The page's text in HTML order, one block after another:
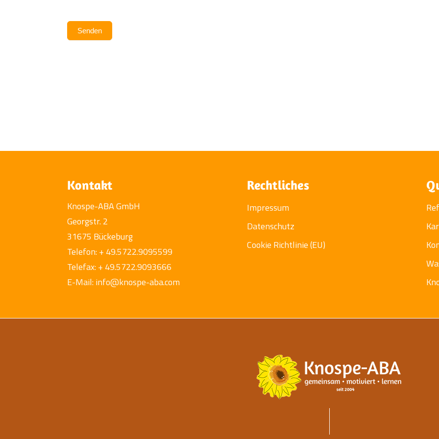
Senden
Kontakt
Knospe-ABA GmbH
Georgstr. 2
31675 Bückeburg
Telefon: + 49.5722.9095599
Telefax: + 49.5722.9093666
E-Mail: info@knospe-aba.com
Rechtliches
Impressum
Datenschutz
Cookie Richtlinie (EU)